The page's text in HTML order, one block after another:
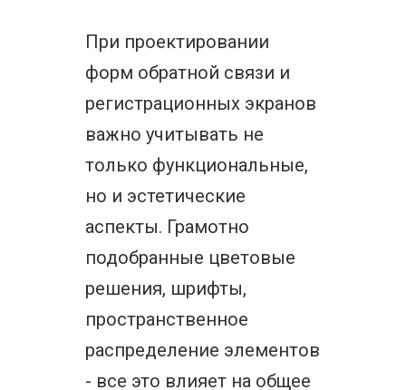
При проектировании
форм обратной связи и
регистрационных экранов
важно учитывать не
только функциональные,
но и эстетические
аспекты. Грамотно
подобранные цветовые
решения, шрифты,
пространственное
распределение элементов
- все это влияет на общее